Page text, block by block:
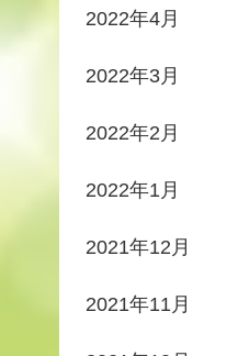
2022年4月
2022年3月
2022年2月
2022年1月
2021年12月
2021年11月